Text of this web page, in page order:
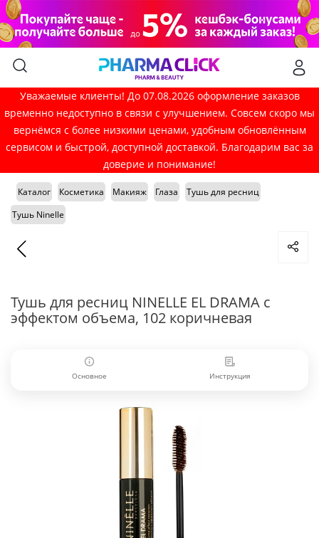
Уважаемые клиенты! До 07.08.2026 оформление заказов
временно недоступно в связи с улучшением. Совсем скоро мы
вернёмся с более низкими ценами, удобным обновлённым
сервисом и быстрой, доступной доставкой. Благодарим вас за
доверие и понимание!
Каталог Косметика Макияж Глаза
Тушь для ресниц
Тушь Ninelle
Тушь для ресниц NINELLE EL DRAMA с
эффектом объема, 102 коричневая
Основное Инструкция